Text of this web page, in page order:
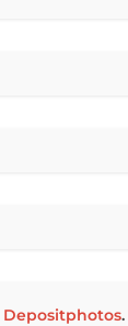
Depositphotos.